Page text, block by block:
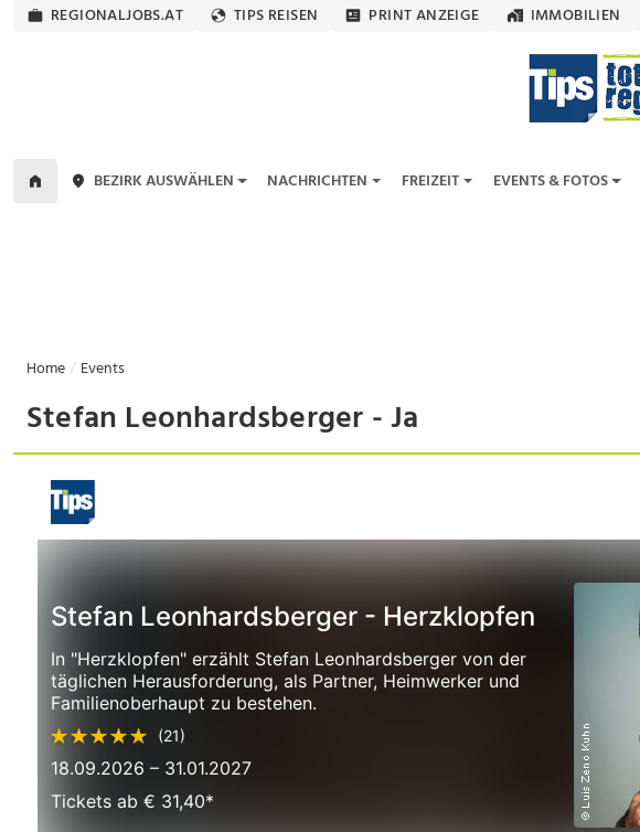
REGIONALJOBS.AT TIPS REISEN PRINT ANZEIGE IMMOBILIEN
BEZIRK AUSWÄHLEN NACHRICHTEN FREIZEIT EVENTS & FOTOS
Home Events
Stefan Leonhardsberger - Ja